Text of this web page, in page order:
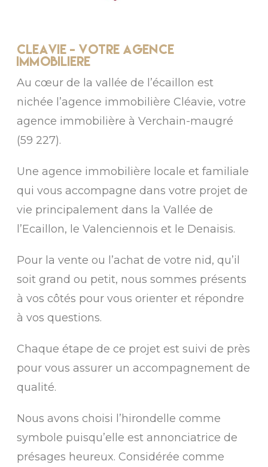
cleavie - votre agence
immobiliere
Au cœur de la vallée de l’écaillon est
nichée l’agence immobilière Cléavie, votre
agence immobilière à Verchain-maugré
(59 227).
Une agence immobilière locale et familiale
qui vous accompagne dans votre projet de
vie principalement dans la Vallée de
l’Ecaillon, le Valenciennois et le Denaisis.
Pour la vente ou l’achat de votre nid, qu’il
soit grand ou petit, nous sommes présents
à vos côtés pour vous orienter et répondre
à vos questions.
Chaque étape de ce projet est suivi de près
pour vous assurer un accompagnement de
qualité.
Nous avons choisi l’hirondelle comme
symbole puisqu’elle est annonciatrice de
présages heureux. Considérée comme